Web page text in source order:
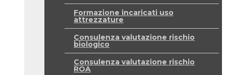
Formazione incaricati uso
attrezzature
Consulenza valutazione rischio
biologico
Consulenza valutazione rischio
ROA